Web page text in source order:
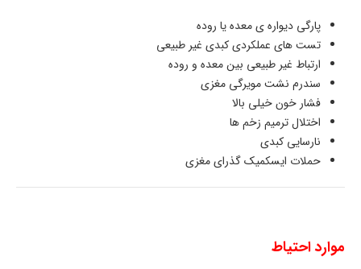
پارگی دیواره ی معده یا روده
تست های عملکردی کبدی غیر طبیعی
ارتباط غیر طبیعی بین معده و روده
سندرم نشت مویرگی مغزی
فشار خون خیلی بالا
اختلال ترمیم زخم ها
نارسایی کبدی
حملات ایسکمیک گذرای مغزی
موارد احتیاط